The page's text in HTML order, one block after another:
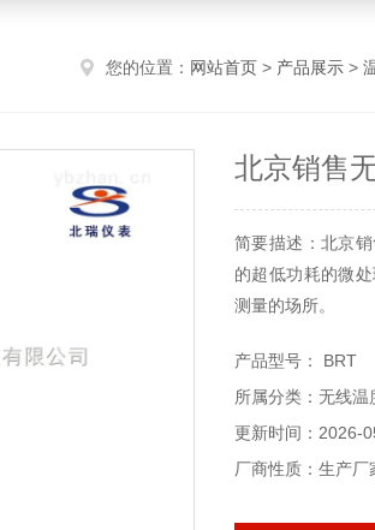
您的位置： 网站首页 > 产品展示 >
北京销售
简要描述：北京
的超低功耗的微
测量的场所。
产品型号： BRT
所属分类：无线温
更新时间：2026-
厂商性质：生产厂